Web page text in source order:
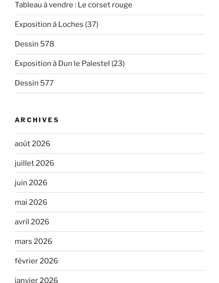
Tableau à vendre : Le corset rouge
Exposition à Loches (37)
Dessin 578
Exposition à Dun le Palestel (23)
Dessin 577
ARCHIVES
août 2026
juillet 2026
juin 2026
mai 2026
avril 2026
mars 2026
février 2026
janvier 2026